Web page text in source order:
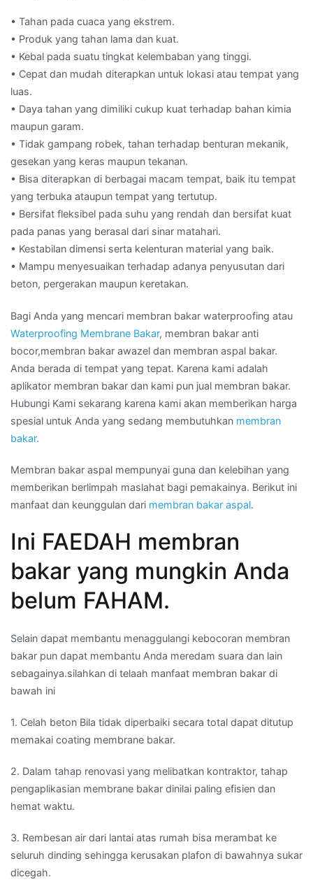
• Tahan pada cuaca yang ekstrem.
• Produk yang tahan lama dan kuat.
• Kebal pada suatu tingkat kelembaban yang tinggi.
• Cepat dan mudah diterapkan untuk lokasi atau tempat yang
luas.
• Daya tahan yang dimiliki cukup kuat terhadap bahan kimia
maupun garam.
• Tidak gampang robek, tahan terhadap benturan mekanik,
gesekan yang keras maupun tekanan.
• Bisa diterapkan di berbagai macam tempat, baik itu tempat
yang terbuka ataupun tempat yang tertutup.
• Bersifat fleksibel pada suhu yang rendah dan bersifat kuat
pada panas yang berasal dari sinar matahari.
• Kestabilan dimensi serta kelenturan material yang baik.
• Mampu menyesuaikan terhadap adanya penyusutan dari
beton, pergerakan maupun keretakan.
Bagi Anda yang mencari membran bakar waterproofing atau
Waterproofing Membrane Bakar, membran bakar anti
bocor,membran bakar awazel dan membran aspal bakar.
Anda berada di tempat yang tepat. Karena kami adalah
aplikator membran bakar dan kami pun jual membran bakar.
Hubungi Kami sekarang karena kami akan memberikan harga
spesial untuk Anda yang sedang membutuhkan membran
bakar.
Membran bakar aspal mempunyai guna dan kelebihan yang
memberikan berlimpah maslahat bagi pemakainya. Berikut ini
manfaat dan keunggulan dari membran bakar aspal.
Ini FAEDAH membran
bakar yang mungkin Anda
belum FAHAM.
Selain dapat membantu menaggulangi kebocoran membran
bakar pun dapat membantu Anda meredam suara dan lain
sebagainya.silahkan di telaah manfaat membran bakar di
bawah ini
1. Celah beton Bila tidak diperbaiki secara total dapat ditutup
memakai coating membrane bakar.
2. Dalam tahap renovasi yang melibatkan kontraktor, tahap
pengaplikasian membrane bakar dinilai paling efisien dan
hemat waktu.
3. Rembesan air dari lantai atas rumah bisa merambat ke
seluruh dinding sehingga kerusakan plafon di bawahnya sukar
dicegah.